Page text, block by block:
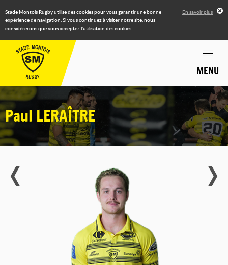
Stade Montois Rugby utilise des cookies pour vous garantir une bonne
expérience de navigation. Si vous continuez à visiter notre site, nous
considérerons que vous acceptez l'utilisation des cookies.
En savoir plus
MENU
Paul LERAÎTRE